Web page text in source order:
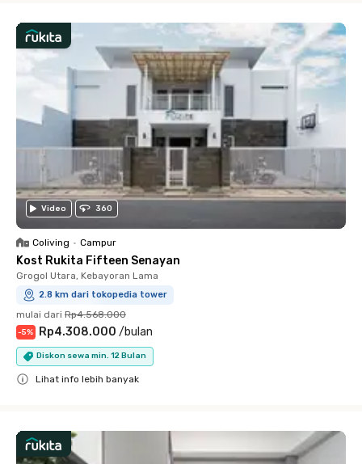
Video 360
Coliving • Campur
Kost Rukita Fifteen Senayan
Grogol Utara, Kebayoran Lama
2.8 km dari tokopedia tower
mulai dari Rp4.568.000
-5% Rp4.308.000 /bulan
Diskon sewa min. 12 Bulan
Lihat info lebih banyak